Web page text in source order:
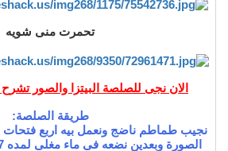
تحمرت منى شويه
الان نجى للصلصة البيتزا والصور
طريقة الصلصة:
نجيب طماطم ناضج ونعمل بيه اربع